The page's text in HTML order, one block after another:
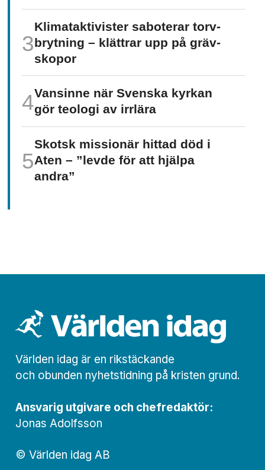
Klimat­aktivister saboterar torv­
brytning – klättrar upp på gräv­
skopor
Vansinne när Svenska kyrkan
gör teologi av irrlära
Skotsk missionär hittad död i
Aten – ”levde för att hjälpa
andra”
Världen idag är en rikstäckande
och obunden nyhets­­­tidning på kristen grund.
Ansvarig utgivare och chef­redaktör:
Jonas Adolfsson
© Världen idag AB